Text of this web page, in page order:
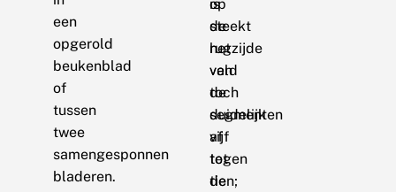
een
opgerold
beukenblad
of
tussen
twee
samengesponnen
bladeren.
is
steekt
het
veld
toch
duidelijk
af
tegen
de
op
de
rugzijde
van
de
segmenten
vijf
tot
tien;